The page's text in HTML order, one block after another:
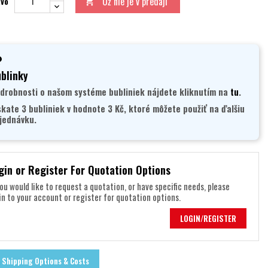
o našom systéme bubliniek nájdete kliknutím na tu.
3 bubliniek v hodnote 3 Kč, ktoré môžete použiť na ďalšiu
or Register For Quotation Options
would like to request a quotation, or have specific needs, please
to your account or register for quotation options.
LOGIN/REGISTER
Shipping Options & Costs